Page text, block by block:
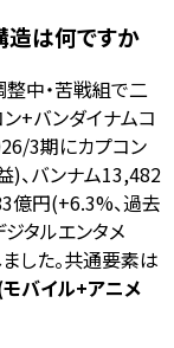
は何ですか
中・苦戦組で二
+バンダイナムコ
3期にカプコン
、バンナム13,482
億円(+6.3%、過去
タルエンタメ
した。共通要素は
バイル+アニメ